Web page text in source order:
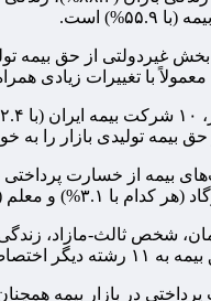
با تغییرات زیادی